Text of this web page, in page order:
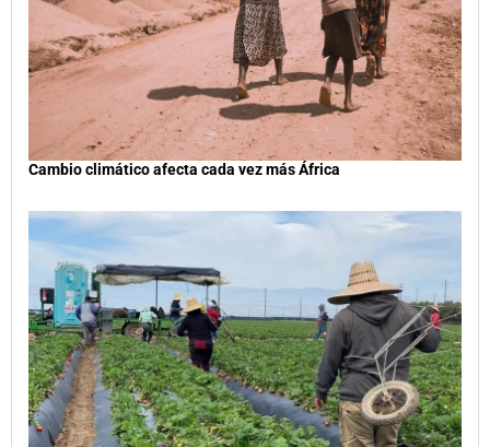
Cambio climático afecta cada vez más África